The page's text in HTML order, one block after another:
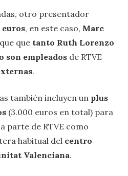
otro presentador
euros, en este caso, Marc
que tanto Ruth Lorenzo
son empleados de RTVE
.
también incluyen un plus
(3.000 euros en total) para
parte de RTVE como
habitual del centro
Valenciana.